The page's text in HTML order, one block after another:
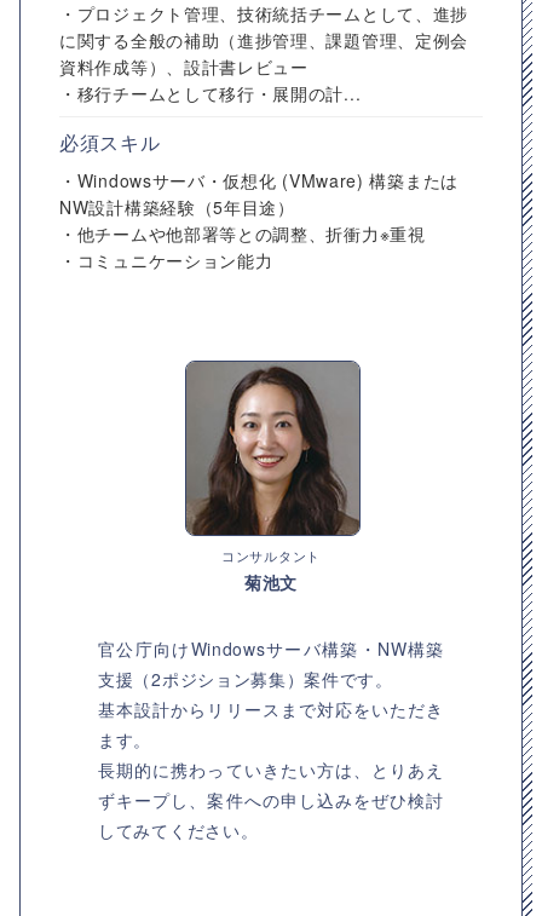
・プロジェクト管理、技術統括チームとして、進捗
に関する全般の補助（進捗管理、課題管理、定例会
資料作成等）、設計書レビュー
・移行チームとして移行・展開の計...
必須スキル
・Windowsサーバ・仮想化 (VMware) 構築または
NW設計構築経験（5年目途）
・他チームや他部署等との調整、折衝力※重視
・コミュニケーション能力
コンサルタント
菊池文
官公庁向けWindowsサーバ構築・NW構築
支援（2ポジション募集）案件です。
基本設計からリリースまで対応をいただき
ます。
長期的に携わっていきたい方は、とりあえ
ずキープし、案件への申し込みをぜひ検討
してみてください。